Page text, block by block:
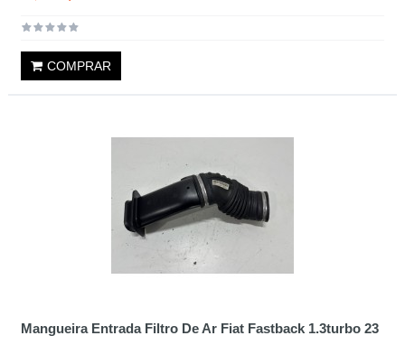
COMPRAR
Mangueira Entrada Filtro De Ar Fiat Fastback 1.3turbo 23